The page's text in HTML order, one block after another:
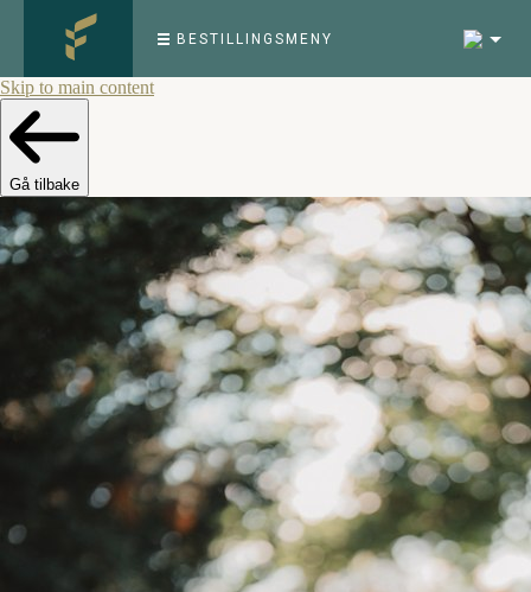
BESTILLINGSMENY
Skip to main content
Gå tilbake